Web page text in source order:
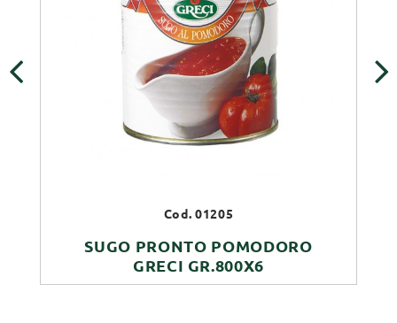
Cod. 01205
SUGO PRONTO POMODORO
GRECI GR.800X6